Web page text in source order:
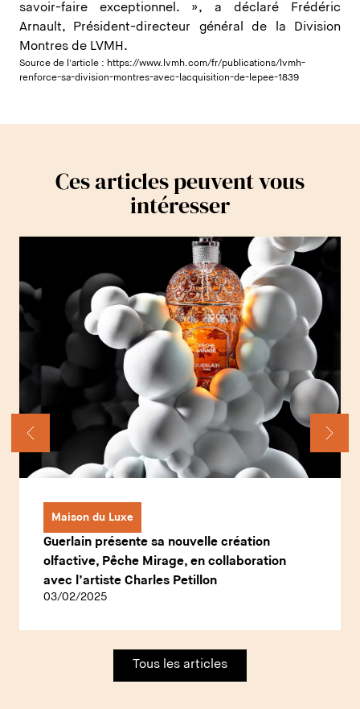
savoir-faire exceptionnel. », a déclaré Frédéric
Arnault, Président-directeur général de la Division
Montres de LVMH.
Source de l'article : https://www.lvmh.com/fr/publications/lvmh-
renforce-sa-division-montres-avec-lacquisition-de-lepee-1839
Ces articles peuvent vous
intéresser
Maison du Luxe
Guerlain présente sa nouvelle création
olfactive, Pêche Mirage, en collaboration
avec l’artiste Charles Petillon
03/02/2025
Tous les articles